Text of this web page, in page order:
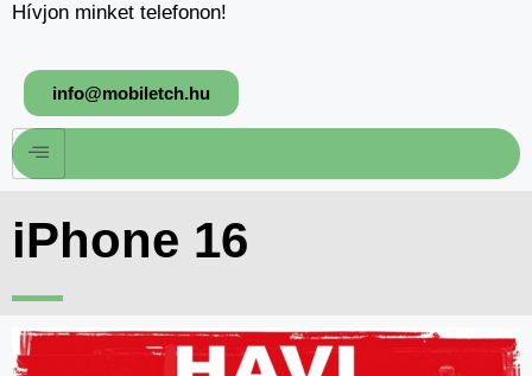
Hívjon minket telefonon!
info@mobiletch.hu
iPhone 16